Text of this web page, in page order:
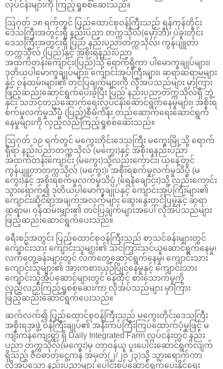
လုပ်ငန်းများကို ကြည့်ရှုစစ်ဆေးသည်။
ဩဂုတ် ၁၈ ရက်တွင် ပြည်ထောင်စုဝန်ကြီးသည် ရန်ကုန်တိုင်း
ဒေသကြီးအတွင်းရှိ နည်းပညာ တက္ကသိုလ်(မှော်ဘီ)၊ ပဲခူးတိုင်း
ဒေသကြီးအတွင်းရှိ ပြည် နည်းပညာတက္ကသိုလ်၊ ကွန်ပျူတာ
တက္ကသိုလ် (ပြည်)နှင့် အစိုးရနည်းပညာ
အထက်တန်းကျောင်း(ပြည်)သို့ ရောက်ရှိကာ ပါမောက္ခချုပ်များ၊
ဒုတိယပါမောက္ခချုပ်များ၊ ကျောင်းအုပ်ကြီးများ၊ ဆရာဆရာမများ
နှင့် ဝန်ထမ်းများ၏ တင်ပြချက်များကို လိုအပ်သည်များ မှာကြား
ဖြည့်ဆည်းဆောင်ရွက်ပေးခဲ့ပြီး ပြည် နည်းပညာတက္ကသိုလ်ရှိ ဘွဲ့
နှင်း သဘင်တည်ဆောက်ရေးလုပ်ငန်းဆောင်ရွက်နေမှုများ၊ အစိုးရ
စက်မှုလက်မှုသိပ္ပံ (ပြည်)စီမံကိန်း တည်ဆောက်ရေးဆောင်ရွက်
နေမှုများကို လှည့်လည်ကြည့်ရှုစစ်ဆေးသည်။
ဩဂုတ် ၁၉ ရက်တွင် မကွေးတိုင်းဒေသကြီး မကွေးမြို့သို့ ရောက်
ရှိရာ နည်းပညာတက္ကသိုလ် (မကွေး)နှင့် အစိုးရနည်းပညာ
အထက်တန်းကျောင်း (မကွေး)သို့လည်းကောင်း၊ ယနေ့တွင်
ကွန်ပျူတာတက္ကသိုလ် (မကွေး)၊ အစိုးရစက်မှုလက်မှုသိပ္ပံ (မ
ကွေး)နှင့် အစိုးရစက်မှုလက်မှုသိပ္ပံ (ရေနံချောင်း)သို့ လည်းကောင်း
သွားရောက်၍ ဒုတိယပါမောက္ခချုပ်နှင့် ကျောင်းအုပ်ကြီးများ၏
ကျောင်းဆိုင်ရာအချက်အလက်များ ဆွေးနွေးတင်ပြမှုနှင့် ဆရာ
ဆရာမ၊ ဝန်ထမ်းများ၏ တင်ပြချက်များအပေါ် လိုအပ်သည်များ
ဖြည့်ဆည်းဆောင်ရွက်ပေးသည်။
ခရီးစဉ်အတွင်း ပြည်ထောင်စုဝန်ကြီးသည် စာသင်ခန်းများတွင်
ကျောင်းသား ကျောင်းသူများ၏ သင်ကြားသင်ယူဆောင်ရွက်နေမှု၊
လက်တွေ့ခန်းများတွင် လက်တွေ့ဆောင်ရွက်နေမှု၊ ကျောင်းသား
ကျောင်းသူများ၏ အားကစားယှဉ်ပြိုင်နေမှုနှင့် ကျောင်းသား
ကျောင်းသူအိပ်ဆောင်များတွင် နေထိုင် စားသောက်မှုကို
လှည့်လည်ကြည့်ရှုစစ်ဆေးကာ လိုအပ်သည်များ မှာကြား
ဖြည့်ဆည်းဆောင်ရွက်ပေးသည်။
ဆက်လက်၍ ပြည်ထောင်စုဝန်ကြီးသည် မကွေးတိုင်းဒေသကြီး
အစိုးရအဖွဲ့ ဝန်ကြီးချုပ်၏ အနီးကပ်ကြီးကြပ်ထောက်ပံ့မှုဖြင့် မ
ကျီးကန်ကျေးရွာ ရှိ Daily Integrated Farm လုပ်ငန်းတွင် နည်း
ပညာ တက္ကသိုလ်(မကွေး)မှ တာဝန်ယူ ပူးပေါင်းဆောင်ရွက်လျက်
ရှိသည့် ဇီဝဓာတ်ငွေ့ကန် အမှတ်(၂/၂၀၂၃)သို့ သွားရောက်ကာ
လိုအပ်သော နည်းပညာများ ပေါင်းစပ်ဆောင်ရွက်ပေးနိုင်ရေး